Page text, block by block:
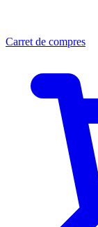
Carret de compres